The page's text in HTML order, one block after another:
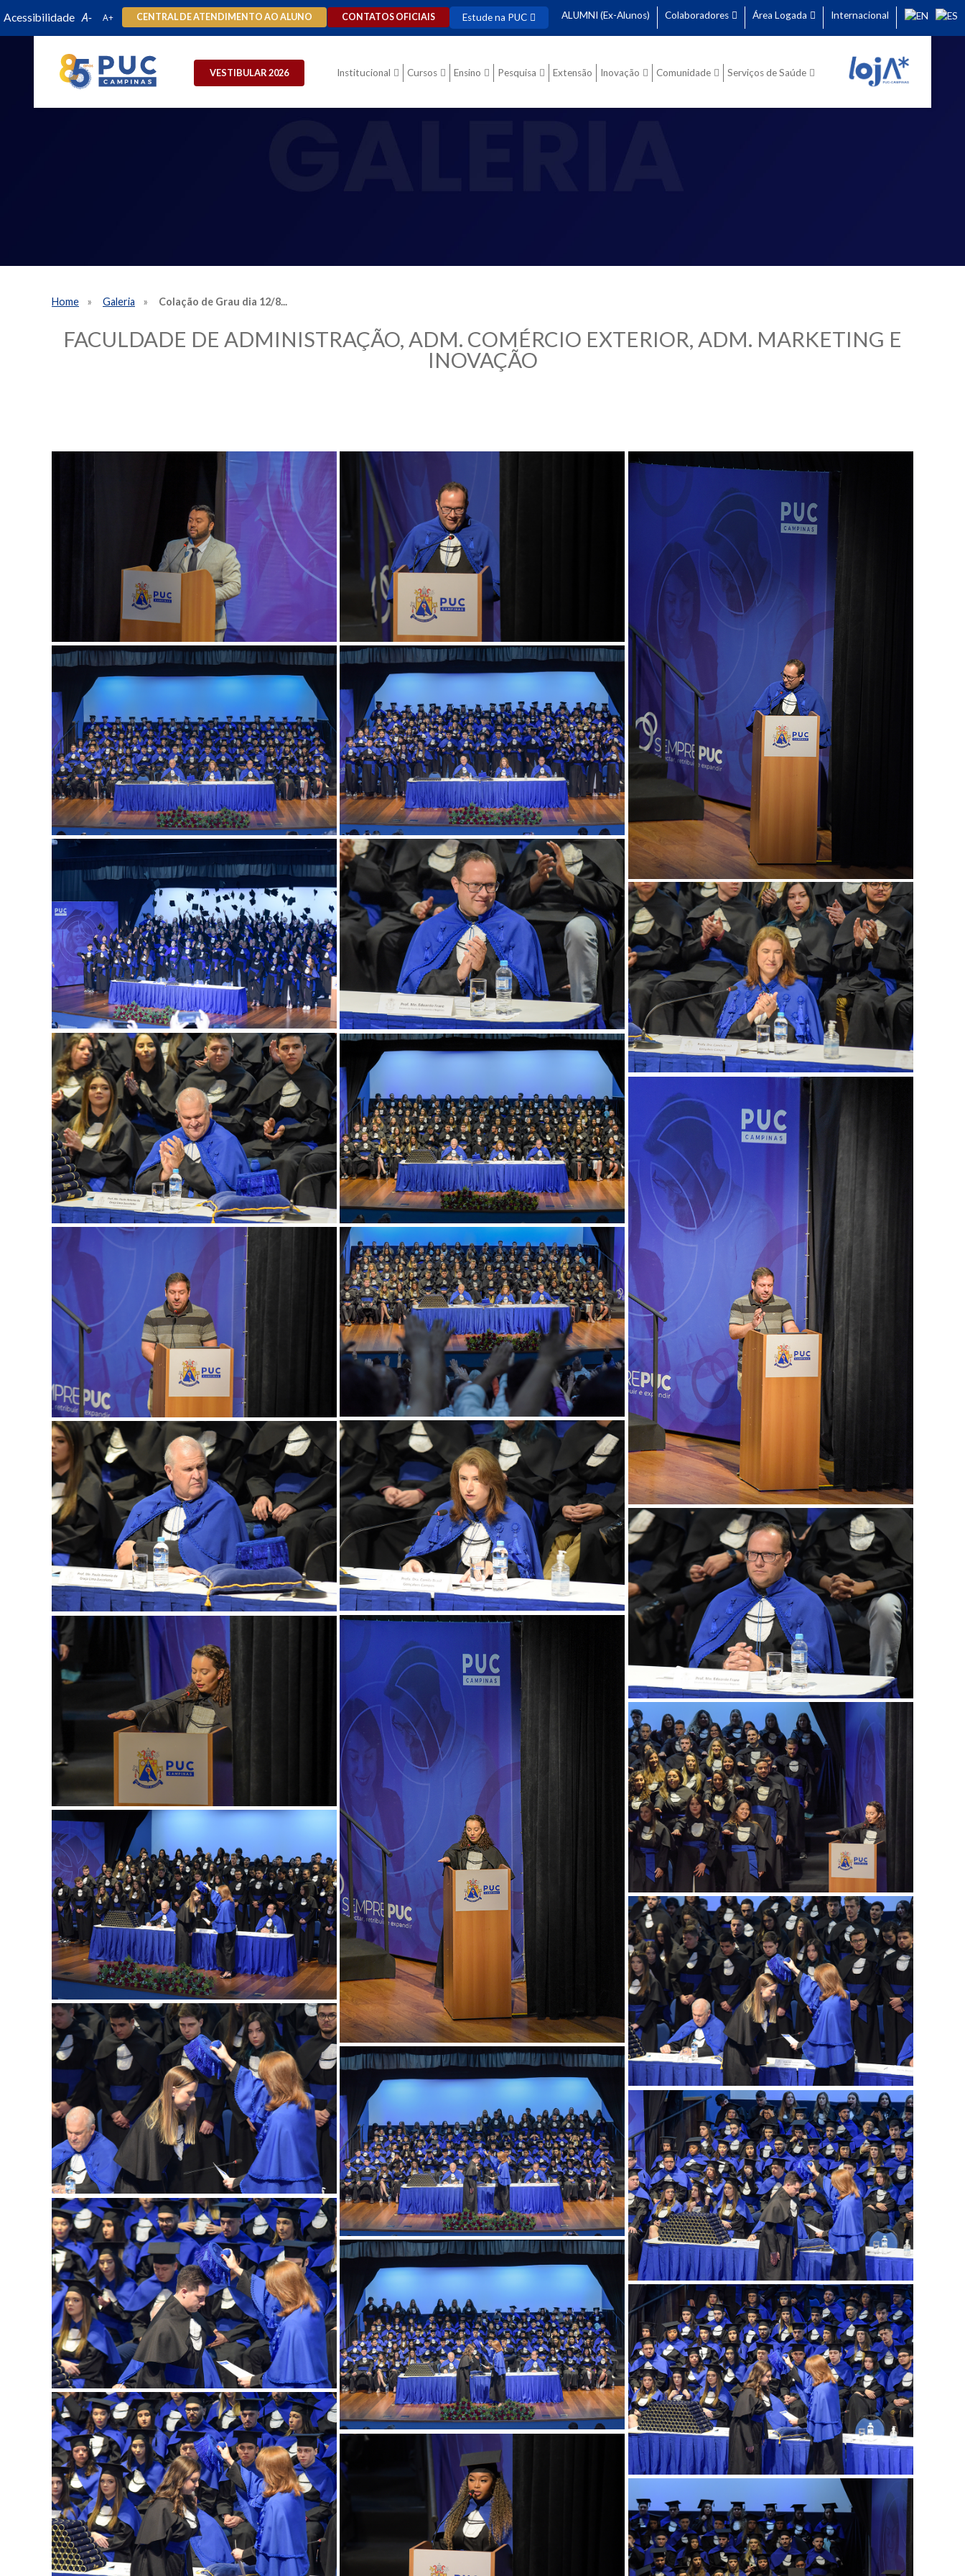
Acessibilidade CENTRAL DE ATENDIMENTO AO ALUNO CONTATOS OFICIAIS Estude na PUC ALUMNI (Ex-Alunos) Colaboradores Área Logada Internacional
VESTIBULAR 2026 Institucional Cursos Ensino Pesquisa Extensão Inovação Comunidade Serviços de Saúde
Home Galeria Colação de Grau dia 12/8...
FACULDADE DE ADMINISTRAÇÃO, ADM. COMÉRCIO EXTERIOR, ADM. MARKETING E
INOVAÇÃO